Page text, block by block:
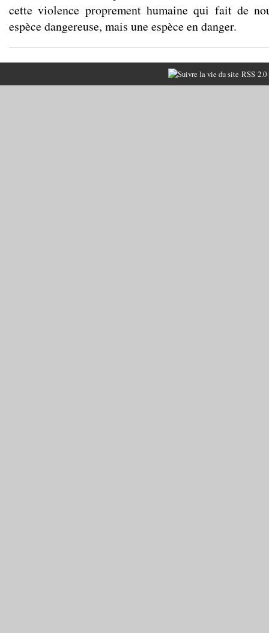
cette violence proprement humaine qui fait de
espèce dangereuse, mais une espèce en danger.
RSS 2.0